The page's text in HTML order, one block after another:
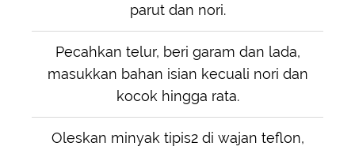
parut dan nori.
Pecahkan telur, beri garam dan lada,
masukkan bahan isian kecuali nori dan
kocok hingga rata.
Oleskan minyak tipis2 di wajan teflon,